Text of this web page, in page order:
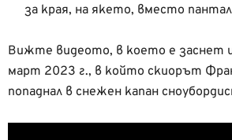
за края, на якето, вместо
Вижте видеото, в което е заснет
март 2023 г., в който скиорът
попаднал в снежен капан